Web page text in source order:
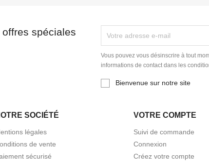
spéciales
Vous pouvez vous désinscrire à tout
informations de contact dans les
Bienvenue sur notre site
SOCIÉTÉ
légales
de vente
sécurisé
VOTRE COMPTE
Suivi de commande
Connexion
Créez votre compte